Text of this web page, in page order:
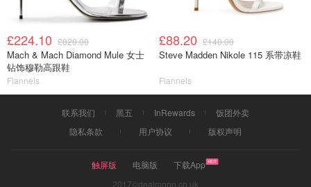
£224.10 £820.00
Mach & Mach Diamond Mule 女士
钻饰穆勒高跟鞋
Flannels
£88.20 £140.00
Steve Madden Nikole 115 系带凉鞋
Flannels
联系我们 黑五 InRewards
饭团外卖
隐私条款
用户协议 版权声明
触屏版 电脑版
下载App
2017©dealmoon.co.uk